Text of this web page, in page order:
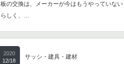
板の交換は、メーカーが今はもうやっていない
らしく、…
2020
12/18
サッシ・建具・建材